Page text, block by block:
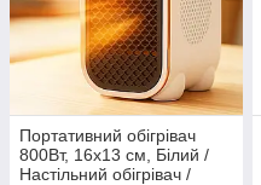
Портативний обігрівач
800Вт, 16х13 см, Білий /
Настільний обігрівач /